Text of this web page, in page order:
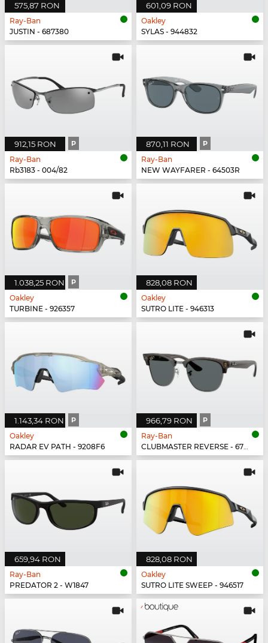
575,87 RON
Ray-Ban
JUSTIN - 687380
601,09 RON
Oakley
SYLAS - 944832
912,15 RON P
Ray-Ban
Rb3183 - 004/82
870,11 RON P
Ray-Ban
NEW WAYFARER - 64503R
1.038,25 RON P
Oakley
TURBINE - 926357
828,08 RON
Oakley
SUTRO LITE - 946313
1.143,34 RON P
Oakley
RADAR EV PATH - 9208F6
966,79 RON P
Ray-Ban
CLUBMASTER REVERSE - 670781
659,94 RON
Ray-Ban
PREDATOR 2 - W1847
828,08 RON
Oakley
SUTRO LITE SWEEP - 946517